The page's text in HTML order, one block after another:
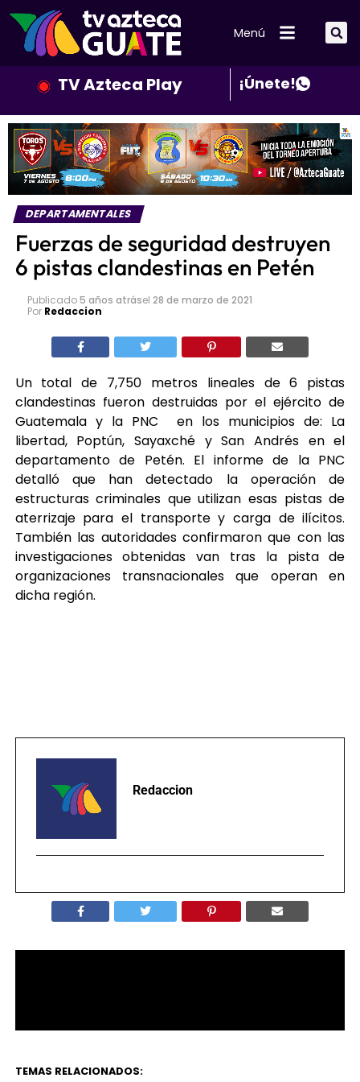
Menú
TV Azteca Play ¡Únete!
DEPARTAMENTALES
Fuerzas de seguridad destruyen
6 pistas clandestinas en Petén
Publicado5 años atrásel 28 de marzo de 2021
Por Redaccion
Un total de 7,750 metros lineales de 6 pistas
clandestinas fueron destruidas por el ejército de
Guatemala y la PNC en los municipios de: La
libertad, Poptún, Sayaxché y San Andrés en el
departamento de Petén. El informe de la PNC
detalló que han detectado la operación de
estructuras criminales que utilizan esas pistas de
aterrizaje para el transporte y carga de ilícitos.
También las autoridades confirmaron que con las
investigaciones obtenidas van tras la pista de
organizaciones transnacionales que operan en
dicha región.
Redaccion
TEMAS RELACIONADOS: